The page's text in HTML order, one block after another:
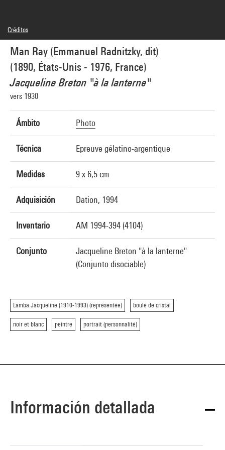
Man Ray (Emmanuel Radnitzky, dit)
(1890, États-Unis - 1976, France)
Jacqueline Breton "à la lanterne"
vers 1930
Ámbito Photo
Técnica Epreuve gélatino-argentique
Medidas 9 x 6,5 cm
Adquisición Dation, 1994
Inventario AM 1994-394 (4104)
Conjunto
Jacqueline Breton "à la lanterne"
(Conjunto disociable)
Lamba Jacqueline (1910-1993) (représentée) boule de cristal
noir et blanc peintre portrait (personnalité)
Créditos
© Man Ray Trust / Adagp, Paris
Créditos fotográficos : Centre Pompidou, MNAM-CCI/Guy Carrard/Dist.
GrandPalaisRmn
Referencia de la imagen : 4N19140
Difusión de la imagen :GrandPalaisRmnPhoto
Información detallada